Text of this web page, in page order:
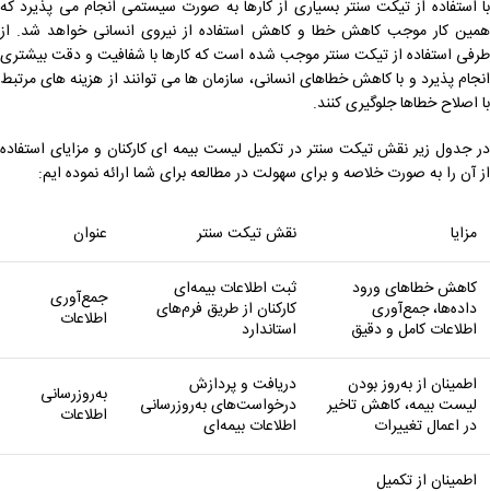
با استفاده از تیکت سنتر بسیاری از کارها به صورت سیستمی انجام می پذیرد که
همین کار موجب کاهش خطا و کاهش استفاده از نیروی انسانی خواهد شد. از
طرفی استفاده از تیکت سنتر موجب شده است که کارها با شفافیت و دقت بیشتری
انجام پذیرد و با کاهش خطاهای انسانی، سازمان‌ ها می‌ توانند از هزینه ‌های مرتبط
با اصلاح خطاها جلوگیری کنند.
در جدول زیر نقش تیکت سنتر در تکمیل لیست بیمه ای کارکنان و مزایای استفاده
از آن را به صورت خلاصه و برای سهولت در مطالعه برای شما ارائه نموده ایم:
مزایا نقش تیکت سنتر عنوان
کاهش خطاهای ورود
داده‌ها، جمع‌آوری
اطلاعات کامل و دقیق
ثبت اطلاعات بیمه‌ای
کارکنان از طریق فرم‌های
استاندارد
جمع‌آوری
اطلاعات
اطمینان از به‌روز بودن
لیست بیمه، کاهش تاخیر
در اعمال تغییرات
دریافت و پردازش
درخواست‌های به‌روزرسانی
اطلاعات بیمه‌ای
به‌روزرسانی
اطلاعات
اطمینان از تکمیل